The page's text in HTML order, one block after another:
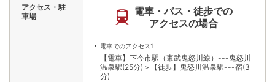
アクセス・駐
車場
電車・バス・徒歩での
アクセスの場合
電車でのアクセス1
【電車】下今市駅（東武鬼怒川線）---鬼怒川
温泉駅(25分)＞【徒歩】鬼怒川温泉駅---宿(3
分)